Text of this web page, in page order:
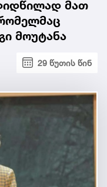
მათ
მოუტანა
29 წუთის წინ